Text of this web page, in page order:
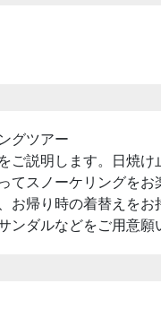
グツアー
説明します。日焼
てスノーケリングを
帰り時の着替えをお
ンダルなどをご用意願